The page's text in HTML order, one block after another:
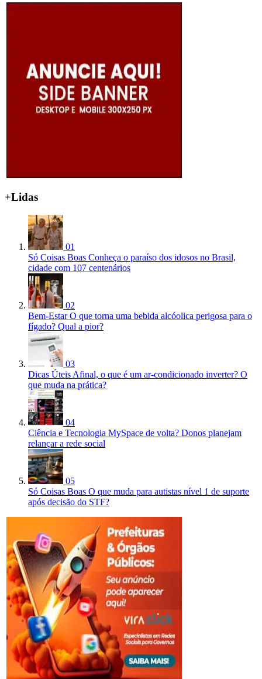
+Lidas
01
Só Coisas Boas Conheça o paraíso dos idosos no Brasil,
cidade com 107 centenários
02
Bem-Estar O que torna uma bebida alcóolica perigosa para o
fígado? Qual a pior?
03
Dicas Úteis Afinal, o que é um ar-condicionado inverter? O
que muda na prática?
04
Ciência e Tecnologia MySpace de volta? Donos planejam
relançar a rede social
05
Só Coisas Boas O que muda para autistas nível 1 de suporte
após decisão do STF?